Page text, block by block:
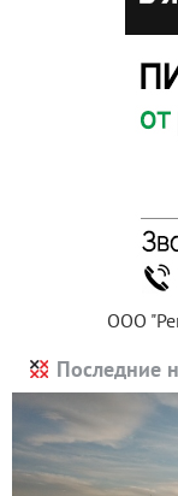
ООО
Последние